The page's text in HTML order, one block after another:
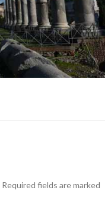
Required fields are marked